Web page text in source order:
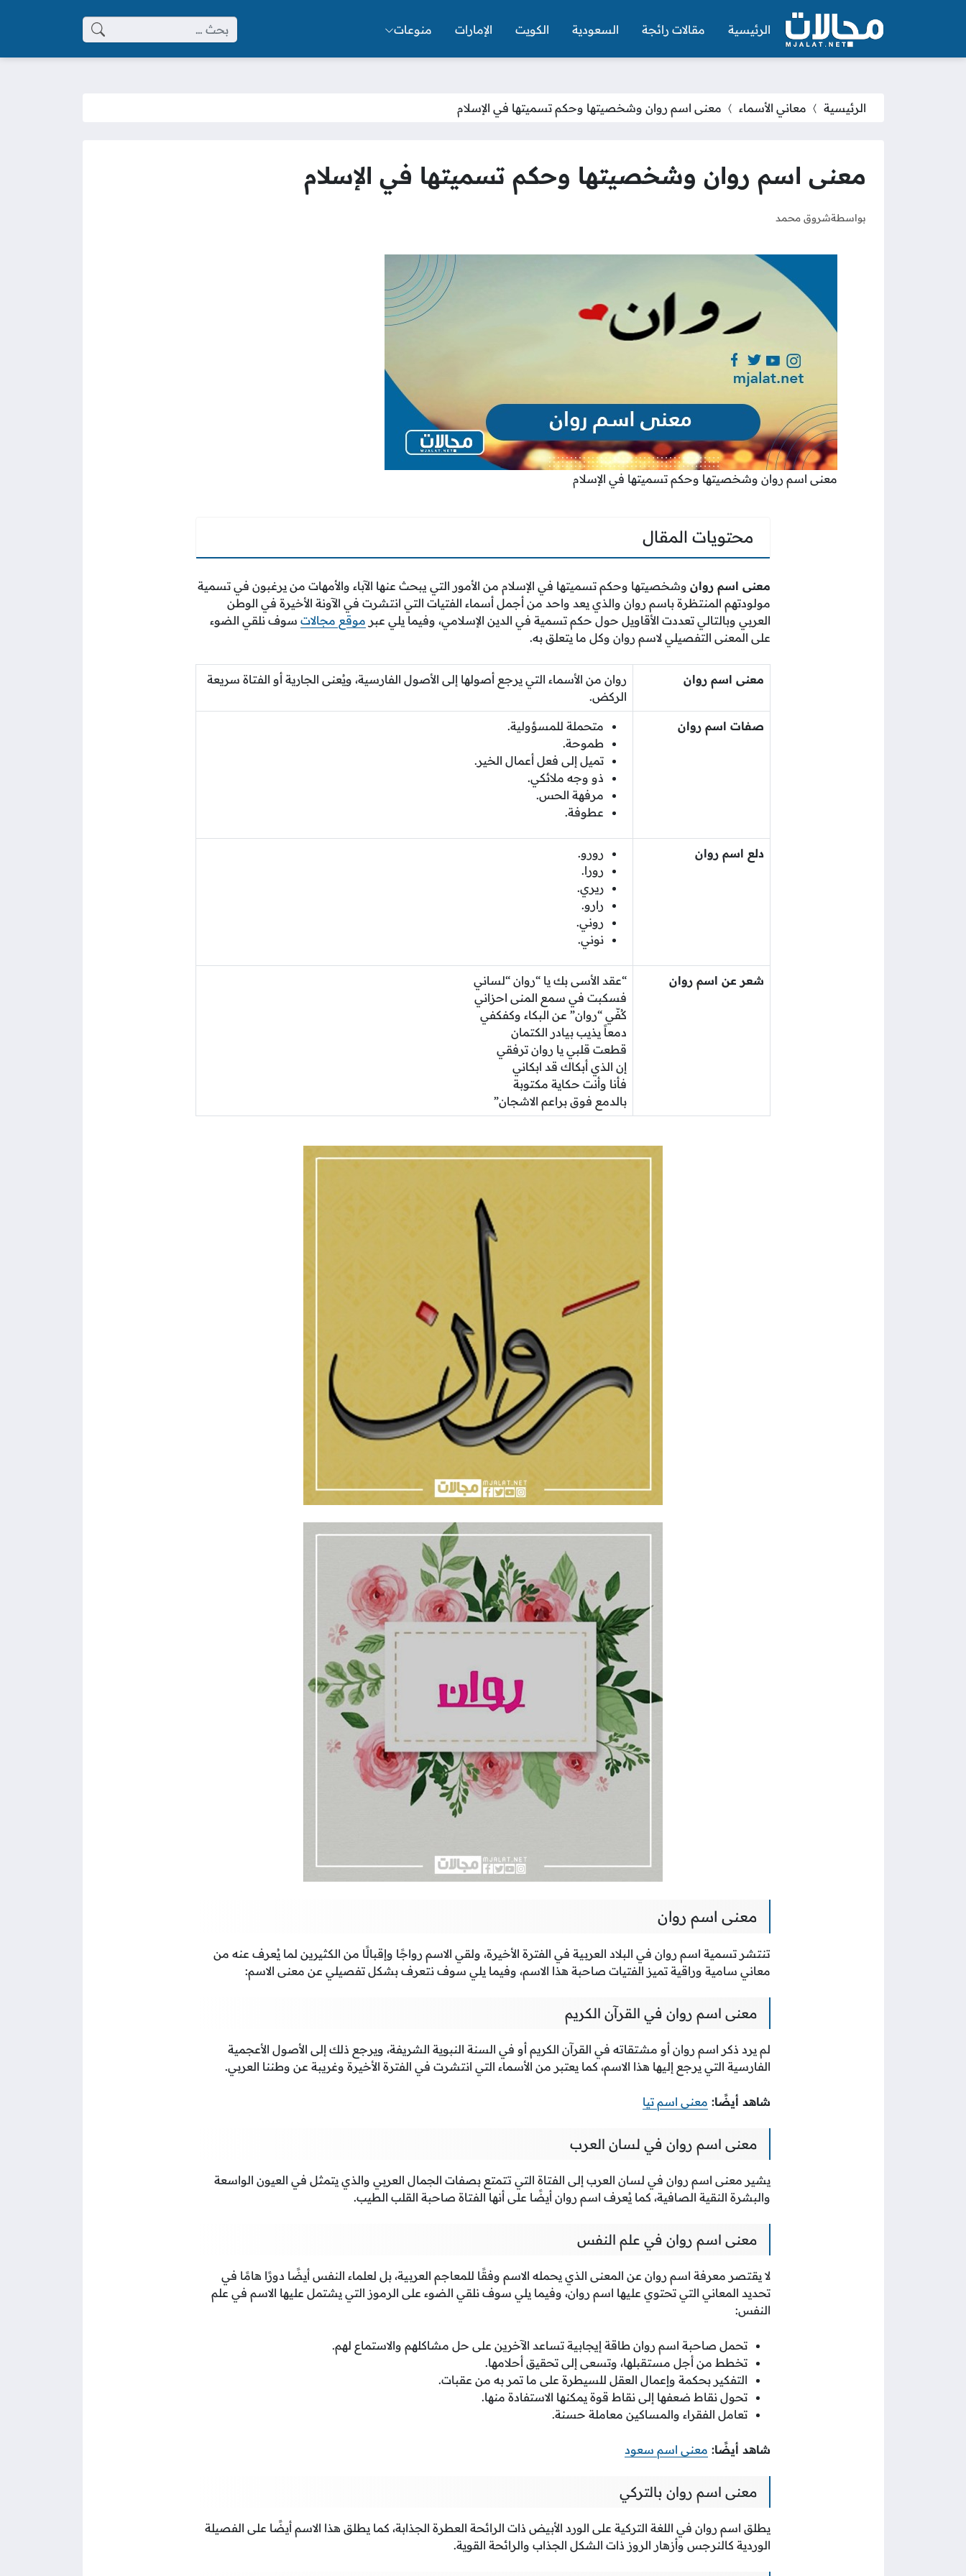
الرئيسية مقالات رائجة السعودية الكويت الإمارات منوعات البحث عن:
الرئيسية معاني الأسماء معنى اسم روان وشخصيتها وحكم تسميتها في الإسلام
معنى اسم روان وشخصيتها وحكم تسميتها في الإسلام
بواسطةشروق محمد
معنى اسم روان وشخصيتها وحكم تسميتها في الإسلام
محتويات المقال
معنى اسم روان وشخصيتها وحكم تسميتها في الإسلام من الأمور التي يبحث عنها الآباء والأمهات من يرغبون في تسمية
مولودتهم المنتظرة باسم روان والذي يعد واحد من أجمل أسماء الفتيات التي انتشرت في الآونة الأخيرة في الوطن
العربي وبالتالي تعددت الأقاويل حول حكم تسمية في الدين الإسلامي، وفيما يلي عبر موقع مجالات سوف نلقي الضوء
على المعنى التفصيلي لاسم روان وكل ما يتعلق به.
معنى اسم روان
روان من الأسماء التي يرجع أصولها إلى الأصول الفارسية، ويُعنى الجارية أو الفتاة سريعة
الركض.
صفات اسم روان
متحملة للمسؤولية.
طموحة.
تميل إلى فعل أعمال الخير.
ذو وجه ملائكي.
مرفهة الحس.
عطوفة.
دلع اسم روان
رورو.
رورا.
ريري.
رارو.
روني.
نوني.
شعر عن اسم روان
“عقد الأسى بك يا “روان “لساني
فسكبت في سمع المنى احزاني
كُفّي “روان” عن البكاء وكفكفي
دمعاً يذيب بيادر الكتمان
قطعت قلبي يا روان ترفقي
إن الذي أبكاك قد ابكاني
فأنا وأنت حكاية مكتوبة
بالدمع فوق براعم الاشجان”
معنى اسم روان
تنتشر تسمية اسم روان في البلاد العربية في الفترة الأخيرة، ولقي الاسم رواجًا وإقبالًا من الكثيرين لما يُعرف عنه من
معاني سامية وراقية تميز الفتيات صاحبة هذا الاسم، وفيما يلي سوف نتعرف بشكل تفصيلي عن معنى الاسم:
معنى اسم روان في القرآن الكريم
لم يرد ذكر اسم روان أو مشتقاته في القرآن الكريم أو في السنة النبوية الشريفة، ويرجع ذلك إلى الأصول الأعجمية
الفارسية التي يرجع إليها هذا الاسم، كما يعتبر من الأسماء التي انتشرت في الفترة الأخيرة وغريبة عن وطننا العربي.
شاهد أيضًا: معنى اسم تيا
معنى اسم روان في لسان العرب
يشير معنى اسم روان في لسان العرب إلى الفتاة التي تتمتع بصفات الجمال العربي والذي يتمثل في العيون الواسعة
والبشرة النقية الصافية، كما يُعرف اسم روان أيضًا على أنها الفتاة صاحبة القلب الطيب.
معنى اسم روان في علم النفس
لا يقتصر معرفة اسم روان عن المعنى الذي يحمله الاسم وفقًا للمعاجم العربية، بل لعلماء النفس أيضًا دورًا هامًا في
تحديد المعاني التي تحتوي عليها اسم روان، وفيما يلي سوف نلقي الضوء على الرموز التي يشتمل عليها الاسم في علم
النفس:
تحمل صاحبة اسم روان طاقة إيجابية تساعد الآخرين على حل مشاكلهم والاستماع لهم.
تخطط من أجل مستقبلها، وتسعى إلى تحقيق أحلامها.
التفكير بحكمة وإعمال العقل للسيطرة على ما تمر به من عقبات.
تحول نقاط ضعفها إلى نقاط قوة يمكنها الاستفادة منها.
تعامل الفقراء والمساكين معاملة حسنة.
شاهد أيضًا: معنى اسم سعود
معنى اسم روان بالتركي
يطلق اسم روان في اللغة التركية على الورد الأبيض ذات الرائحة العطرة الجذابة، كما يطلق هذا الاسم أيضًا على الفصيلة
الوردية كالنرجس وأزهار الروز ذات الشكل الجذاب والرائحة القوية.